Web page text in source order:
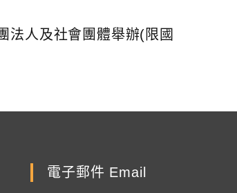
法人及社會團體舉辦(限國
電子郵件 Email